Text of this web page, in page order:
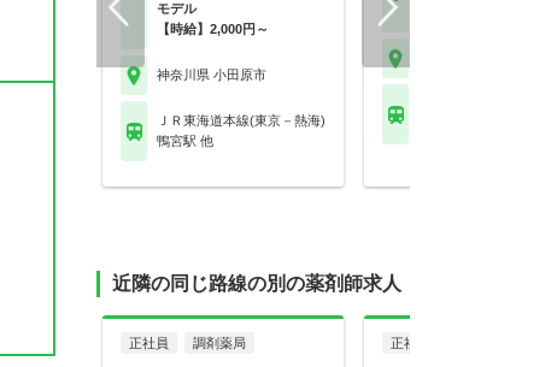
モデル
【時給】2,000円～
神奈川県 小田原市
ＪＲ東海道本線(東京－熱海)
鴨宮駅 他
近隣の同じ路線の別の薬剤師求人
正社員 調剤薬局 正社員